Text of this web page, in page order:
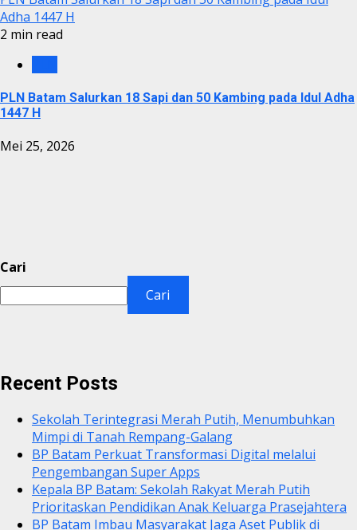
Adha 1447 H
2 min read
PLN Batam Salurkan 18 Sapi dan 50 Kambing pada Idul Adha
1447 H
Mei 25, 2026
Cari
Cari
Recent Posts
Sekolah Terintegrasi Merah Putih, Menumbuhkan
Mimpi di Tanah Rempang-Galang
BP Batam Perkuat Transformasi Digital melalui
Pengembangan Super Apps
Kepala BP Batam: Sekolah Rakyat Merah Putih
Prioritaskan Pendidikan Anak Keluarga Prasejahtera
BP Batam Imbau Masyarakat Jaga Aset Publik di